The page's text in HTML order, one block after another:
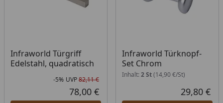
Infraworld Türgriff
Edelstahl, quadratisch
Rabatt in Prozent
-5%
Ursprünglicher Preis
UVP82,11 €
Aktueller Preis
78,00 €
Infraworld Türknopf-
Set Chrom
Inhalt: 2 St(14,90 €/St)
29,80 €